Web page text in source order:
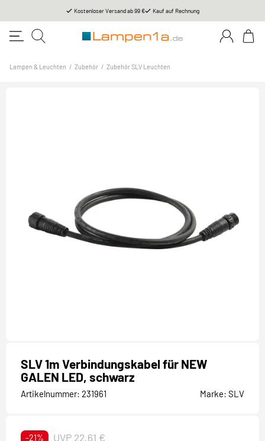
Kostenloser Versand ab 99 € Kauf auf Rechnung
Lampen & Leuchten / Zubehör / Zubehör SLV Leuchten
SLV 1m Verbindungskabel für NEW
GALEN LED, schwarz
Artikelnummer: 231961 Marke: SLV
-21% UVP 22,61 €